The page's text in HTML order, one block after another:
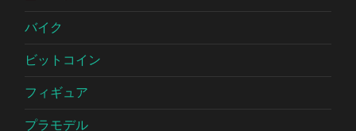
バイク
ビットコイン
フィギュア
プラモデル